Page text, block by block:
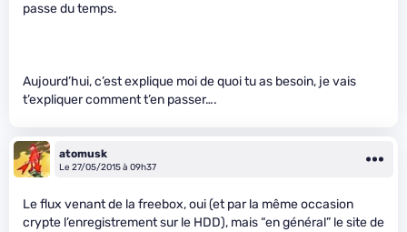
passe du temps.
Aujourd’hui, c’est explique moi de quoi tu as besoin, je vais
t’expliquer comment t’en passer….
atomusk
Le 27/05/2015 à 09h37
Le flux venant de la freebox, oui (et par la même occasion
crypte l’enregistrement sur le HDD), mais “en général” le site de